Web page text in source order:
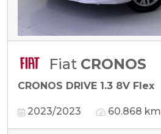
Fiat CRONOS
CRONOS DRIVE 1.3 8V Flex
2023/2023 60.868 km